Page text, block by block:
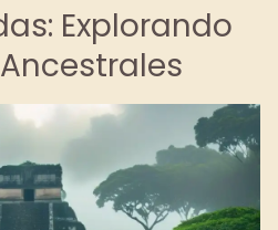
Explorando